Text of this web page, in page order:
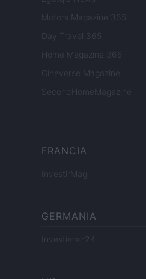
Motors Magazine 365
Day Travel 365
Home Magazine 365
Cineverse Magazine
SecondHomeMagazine
FRANCIA
InvestirMag
GERMANIA
Investieren24